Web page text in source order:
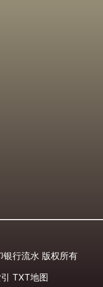
银行流水 版权所有
TXT地图